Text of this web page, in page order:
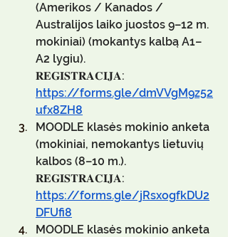
(Amerikos / Kanados /
Australijos laiko juostos 9–12 m.
mokiniai) (mokantys kalbą A1–
A2 lygiu).
𝐑𝐄𝐆𝐈𝐒𝐓𝐑𝐀𝐂𝐈𝐉𝐀:
https://forms.gle/dmVVgM9z52
ufx8ZH8
MOODLE klasės mokinio anketa
(mokiniai, nemokantys lietuvių
kalbos (8–10 m.).
𝐑𝐄𝐆𝐈𝐒𝐓𝐑𝐀𝐂𝐈𝐉𝐀:
https://forms.gle/jRsxogfkDU2
DFUfi8
MOODLE klasės mokinio anketa